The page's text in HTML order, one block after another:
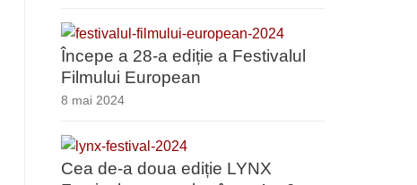
Începe a 28-a ediție a Festivalul
Filmului European
8 mai 2024
Cea de-a doua ediție LYNX